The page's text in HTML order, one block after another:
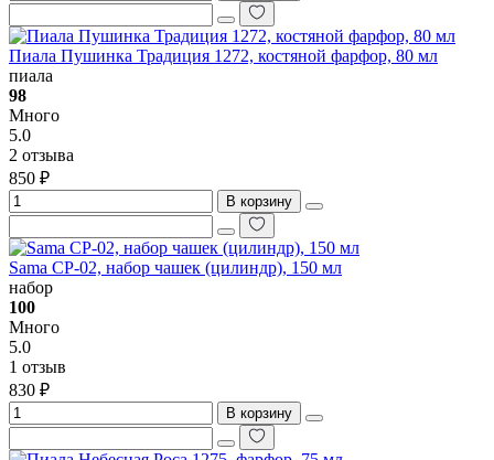
Пиала Пушинка Традиция 1272, костяной фарфор, 80 мл
пиала
98
Много
5.0
2 отзыва
850 ₽
В корзину
Sama CP-02, набор чашек (цилиндр), 150 мл
набор
100
Много
5.0
1 отзыв
830 ₽
В корзину